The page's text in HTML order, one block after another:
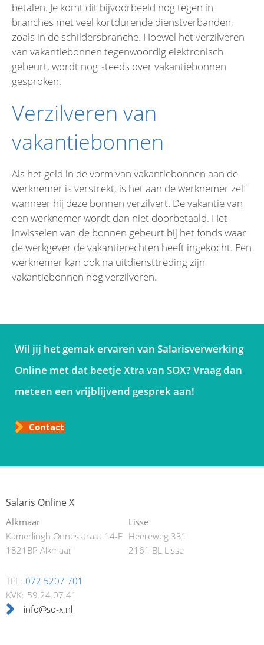
betalen. Je komt dit bijvoorbeeld nog tegen in
branches met veel kortdurende dienstverbanden,
zoals in de schildersbranche. Hoewel het verzilveren
van vakantiebonnen tegenwoordig elektronisch
gebeurt, wordt nog steeds over vakantiebonnen
gesproken.
Verzilveren van
vakantiebonnen
Als het geld in de vorm van vakantiebonnen aan de
werknemer is verstrekt, is het aan de werknemer zelf
wanneer hij deze bonnen verzilvert. De vakantie van
een werknemer wordt dan niet doorbetaald. Het
inwisselen van de bonnen gebeurt bij het fonds waar
de werkgever de vakantierechten heeft ingekocht. Een
werknemer kan ook na uitdiensttreding zijn
vakantiebonnen nog verzilveren.
Wil jij het gemak ervaren van Salarisverwerking
Online met dat beetje Xtra van SOX? Vraag dan
meteen een vrijblijvend gesprek aan!
Contact
Salaris Online X
Alkmaar
Kamerlingh Onnesstraat 14-F
1821BP Alkmaar
Lisse
Heereweg 331
2161 BL Lisse
TEL: 072 5207 701
KVK: 59.24.07.41
info@so-x.nl